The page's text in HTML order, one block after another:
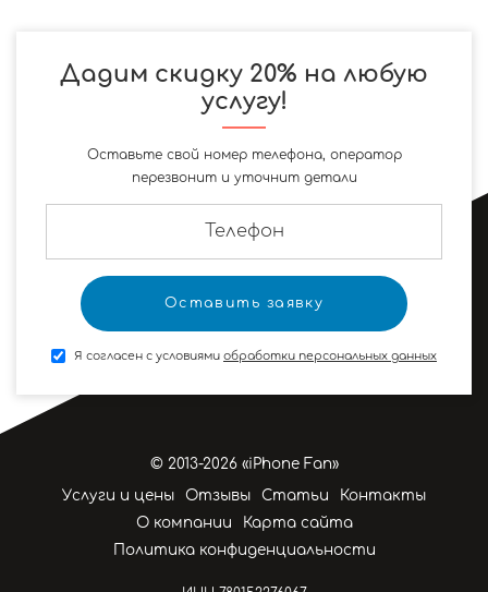
Дадим скидку 20% на любую
услугу!
Оставьте свой номер телефона, оператор
перезвонит и уточнит детали
Я согласен с условиями обработки персональных данных
© 2013-2026 «iPhone Fan»
Услуги и цены
Отзывы Статьи
Контакты
О компании
Карта сайта
Политика конфиденциальности